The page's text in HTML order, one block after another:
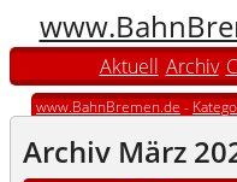
Aktuell Archiv
www.BahnBremen.de -
Archiv März